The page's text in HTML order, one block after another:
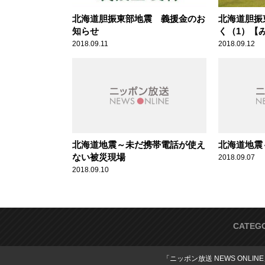
北海道胆振東部地震 義援金のお
知らせ
2018.09.11
北海道胆
く（1）
2018.09.12
北海道地震～未だ携帯電話が使え
ない被災現場
2018.09.10
北海道地
2018.09.07
「ニッポン放送 NEWS